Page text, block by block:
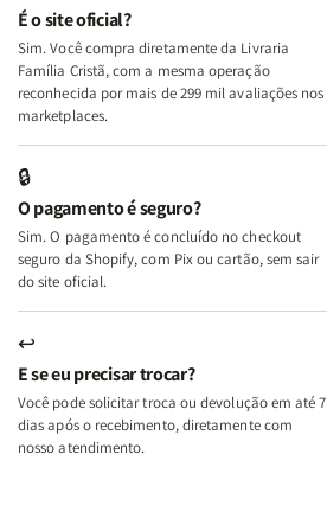
e
Deus
+
A
Mulher
Lar
+
A
Lar
É o site oficial?
Sim. Você compra diretamente da Livraria
Família Cristã, com a mesma operação
reconhecida por mais de 299 mil avaliações nos
marketplaces.
🔒
O pagamento é seguro?
Sim. O pagamento é concluído no checkout
seguro da Shopify, com Pix ou cartão, sem sair
do site oficial.
↩
E se eu precisar trocar?
Você pode solicitar troca ou devolução em até 7
dias após o recebimento, diretamente com
nosso atendimento.